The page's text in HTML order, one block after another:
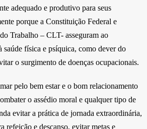
adequado e produtivo para seus
porque a Constituição Federal e
Trabalho – CLT- asseguram ao
saúde física e psíquica, como dever do
o surgimento de doenças ocupacionais.
pelo bem estar e o bom relacionamento
o assédio moral e qualquer tipo de
evitar a prática de jornada extraordinária,
refeição e descanso, evitar metas e